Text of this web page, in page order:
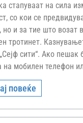
стапуваат на сила
со кои се
но и за тие што возат
тротинет.
сити“. Ако
на мобилен телефон
повеќе